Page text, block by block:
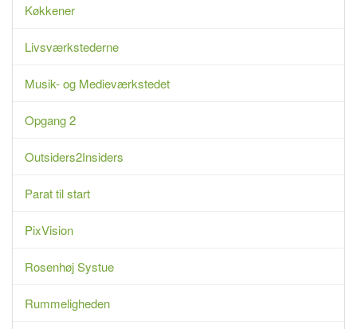
Køkkener
Livsværkstederne
Musik- og Medieværkstedet
Opgang 2
Outsiders2Insiders
Parat til start
PixVision
Rosenhøj Systue
Rummeligheden